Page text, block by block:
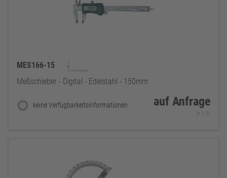
MES166-15
Meßschieber - Digital - Edelstahl - 150mm
keine Verfügbarkeitsinformationen auf Anfrage
je 1 St